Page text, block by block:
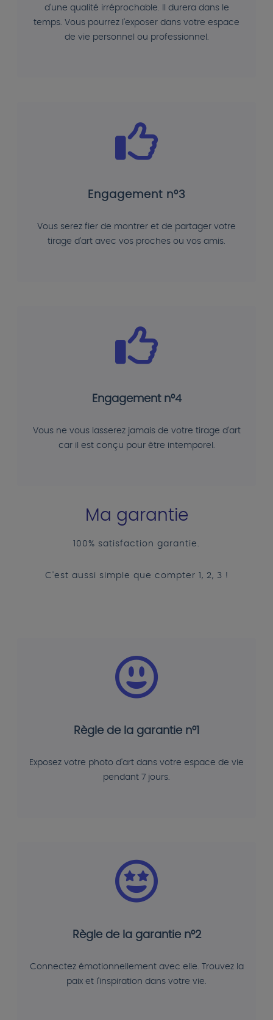
d'une qualité irréprochable. Il durera dans le
temps. Vous pourrez l'exposer dans votre espace
de vie personnel ou professionnel.
Engagement n°3
Vous serez fier de montrer et de partager votre
tirage d'art avec vos proches ou vos amis.
Engagement n°4
Vous ne vous lasserez jamais de votre tirage d'art
car il est conçu pour être intemporel.
Ma garantie
100% satisfaction garantie.
C'est aussi simple que compter 1, 2, 3 !
Règle de la garantie n°1
Exposez votre photo d'art dans votre espace de vie
pendant 7 jours.
Règle de la garantie n°2
Connectez émotionnellement avec elle. Trouvez la
paix et l'inspiration dans votre vie.